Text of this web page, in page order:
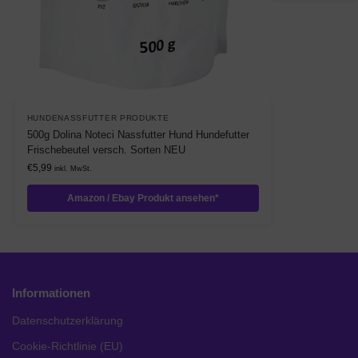
HUNDENASSFUTTER PRODUKTE
500g Dolina Noteci Nassfutter Hund Hundefutter
Frischebeutel versch. Sorten NEU
€5,99 inkl. MwSt.
Amazon / Ebay Produkt ansehen*
Informationen
Datenschutzerklärung
Cookie-Richtlinie (EU)